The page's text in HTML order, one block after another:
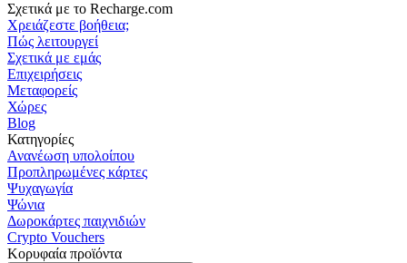
Σχετικά με το Recharge.com
Χρειάζεστε βοήθεια;
Πώς λειτουργεί
Σχετικά με εμάς
Επιχειρήσεις
Μεταφορείς
Χώρες
Blog
Κατηγορίες
Ανανέωση υπολοίπου
Προπληρωμένες κάρτες
Ψυχαγωγία
Ψώνια
Δωροκάρτες παιχνιδιών
Crypto Vouchers
Κορυφαία προϊόντα